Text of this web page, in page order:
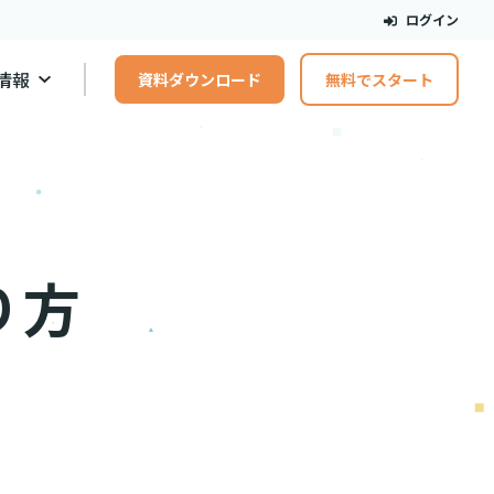
ログイン
報 資料ダウンロード 無料でスタート
方